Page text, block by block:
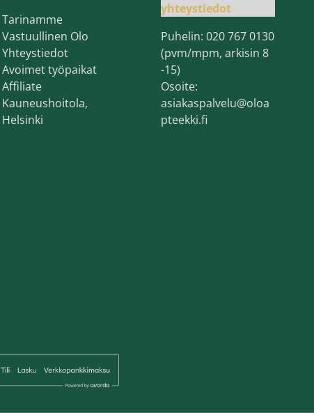
Tarinamme
Vastuullinen Olo
Yhteystiedot
Avoimet työpaikat
Affiliate
Kauneushoitola,
Helsinki
yhteystiedot
Puhelin: 020 767 0130
(pvm/mpm, arkisin 8
-15)
Osoite:
asiakaspalvelu@oloa
pteekki.fi